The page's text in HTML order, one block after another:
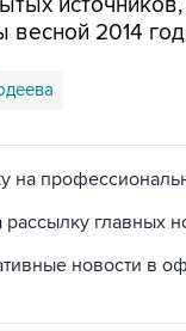
главных
новости в